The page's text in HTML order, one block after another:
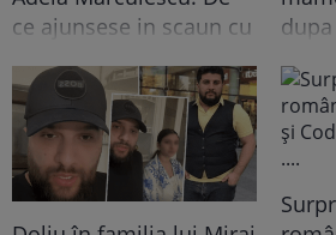
ce ajunsese in scaun cu
un an...&quot; Vezi mai
mult